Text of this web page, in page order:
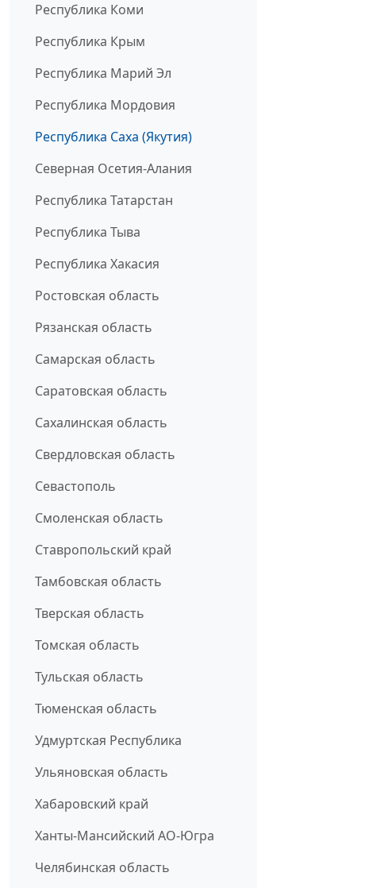
Республика Коми
Республика Крым
Республика Марий Эл
Республика Мордовия
Республика Саха (Якутия)
Северная Осетия-Алания
Республика Татарстан
Республика Тыва
Республика Хакасия
Ростовская область
Рязанская область
Самарская область
Саратовская область
Сахалинская область
Свердловская область
Севастополь
Смоленская область
Ставропольский край
Тамбовская область
Тверская область
Томская область
Тульская область
Тюменская область
Удмуртская Республика
Ульяновская область
Хабаровский край
Ханты-Мансийский АО-Югра
Челябинская область